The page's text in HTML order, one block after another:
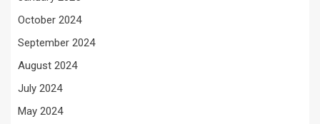
October 2024
September 2024
August 2024
July 2024
May 2024